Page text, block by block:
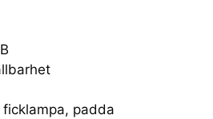
padda